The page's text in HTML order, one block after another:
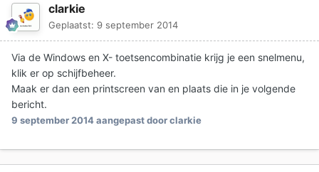
clarkie
Geplaatst: 9 september 2014
Via de Windows en X- toetsencombinatie krijg je een snelmenu,
klik er op schijfbeheer.
Maak er dan een printscreen van en plaats die in je volgende
bericht.
9 september 2014aangepast door clarkie